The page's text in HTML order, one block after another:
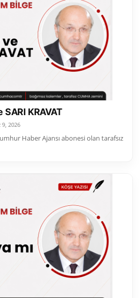
SARI KRAVAT
9, 2026
Haber Ajansı abonesi olan tarafsız